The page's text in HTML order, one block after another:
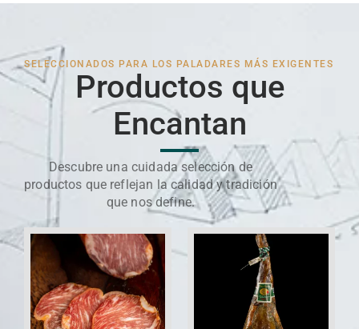
SELECCIONADOS PARA LOS PALADARES MÁS EXIGENTES
Productos que
Encantan
Descubre una cuidada selección de
productos que reflejan la calidad y tradición
que nos define.